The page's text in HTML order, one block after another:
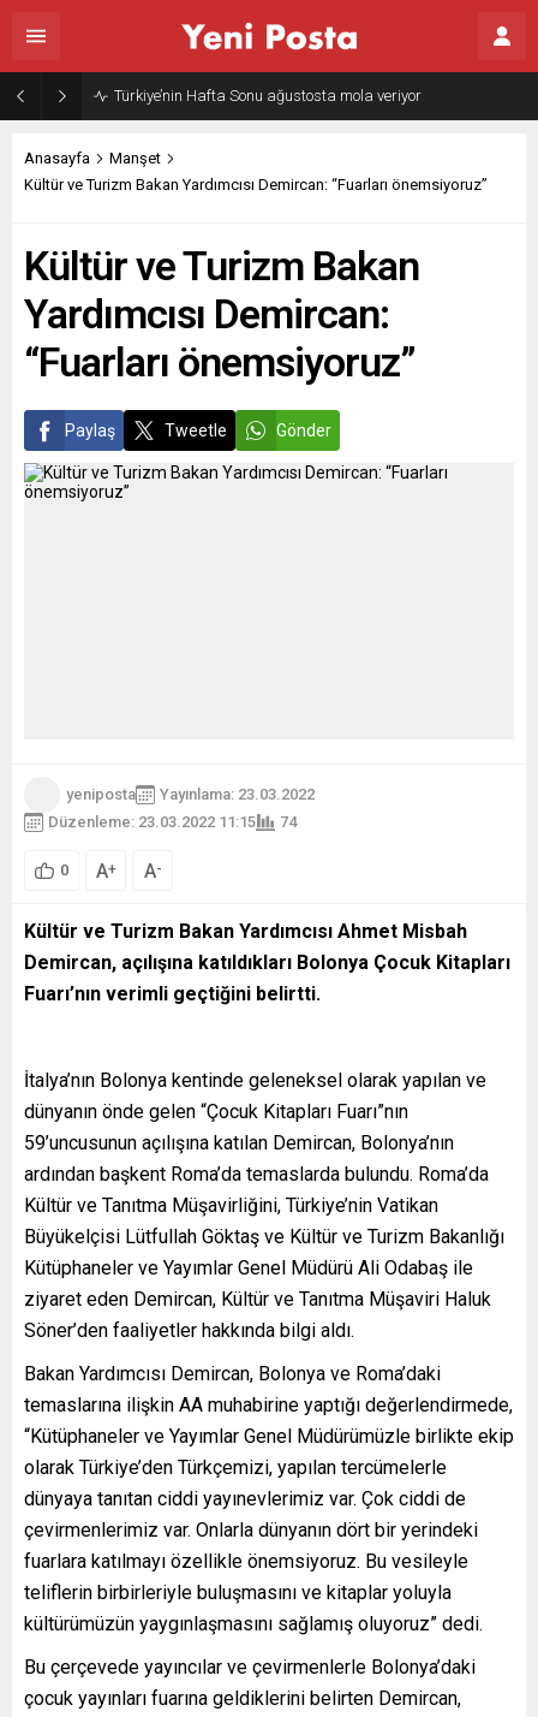
Gazze’nin geleceği: Teknokratik kontrol mü, kolonializm mi?
Anasayfa
Manşet
Kültür ve Turizm Bakan Yardımcısı Demircan: “Fuarları önemsiyoruz”
Kültür ve Turizm Bakan
Yardımcısı Demircan:
“Fuarları önemsiyoruz”
Paylaş Tweetle Gönder
yeniposta
Yayınlama: 23.03.2022
Düzenleme: 23.03.2022 11:15
74
0 A+ A-
Kültür ve Turizm Bakan Yardımcısı Ahmet Misbah
Demircan, açılışına katıldıkları Bolonya Çocuk Kitapları
Fuarı’nın verimli geçtiğini belirtti.
İtalya’nın Bolonya kentinde geleneksel olarak yapılan ve
dünyanın önde gelen “Çocuk Kitapları Fuarı”nın
59’uncusunun açılışına katılan Demircan, Bolonya’nın
ardından başkent Roma’da temaslarda bulundu. Roma’da
Kültür ve Tanıtma Müşavirliğini, Türkiye’nin Vatikan
Büyükelçisi Lütfullah Göktaş ve Kültür ve Turizm Bakanlığı
Kütüphaneler ve Yayımlar Genel Müdürü Ali Odabaş ile
ziyaret eden Demircan, Kültür ve Tanıtma Müşaviri Haluk
Söner’den faaliyetler hakkında bilgi aldı.
Bakan Yardımcısı Demircan, Bolonya ve Roma’daki
temaslarına ilişkin AA muhabirine yaptığı değerlendirmede,
“Kütüphaneler ve Yayımlar Genel Müdürümüzle birlikte ekip
olarak Türkiye’den Türkçemizi, yapılan tercümelerle
dünyaya tanıtan ciddi yayınevlerimiz var. Çok ciddi de
çevirmenlerimiz var. Onlarla dünyanın dört bir yerindeki
fuarlara katılmayı özellikle önemsiyoruz. Bu vesileyle
teliflerin birbirleriyle buluşmasını ve kitaplar yoluyla
kültürümüzün yaygınlaşmasını sağlamış oluyoruz” dedi.
Bu çerçevede yayıncılar ve çevirmenlerle Bolonya’daki
çocuk yayınları fuarına geldiklerini belirten Demircan,